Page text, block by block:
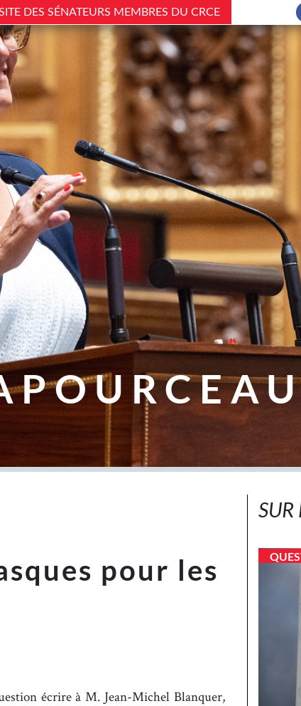
DES SÉNATEURS MEMBRES DU CRCE
pour les
écrire à M. Jean-Michel Blanquer,
SUR